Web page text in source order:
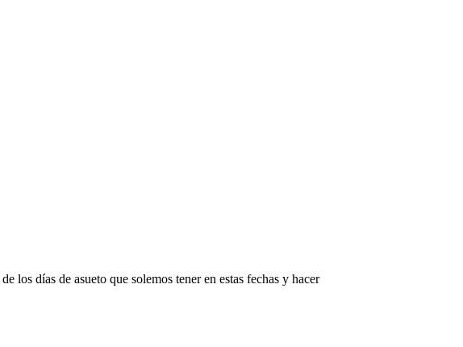
los días de asueto que solemos tener en estas fechas y hacer